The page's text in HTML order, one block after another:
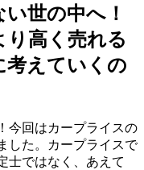
世の中へ！
り高く売れる
考えていくの
今回はカープライスの
した。カープライスで
士ではなく、あえて